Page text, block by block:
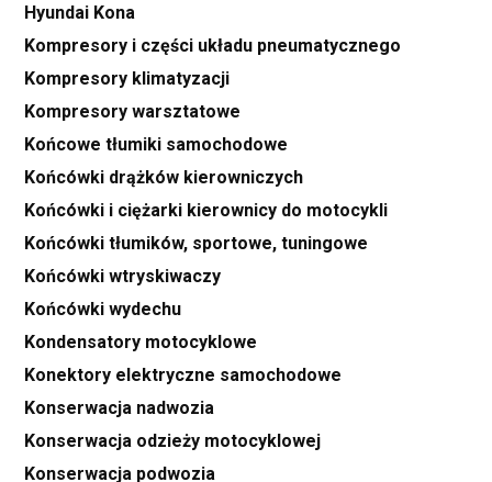
Hyundai Kona
Kompresory i części układu pneumatycznego
Kompresory klimatyzacji
Kompresory warsztatowe
Końcowe tłumiki samochodowe
Końcówki drążków kierowniczych
Końcówki i ciężarki kierownicy do motocykli
Końcówki tłumików, sportowe, tuningowe
Końcówki wtryskiwaczy
Końcówki wydechu
Kondensatory motocyklowe
Konektory elektryczne samochodowe
Konserwacja nadwozia
Konserwacja odzieży motocyklowej
Konserwacja podwozia